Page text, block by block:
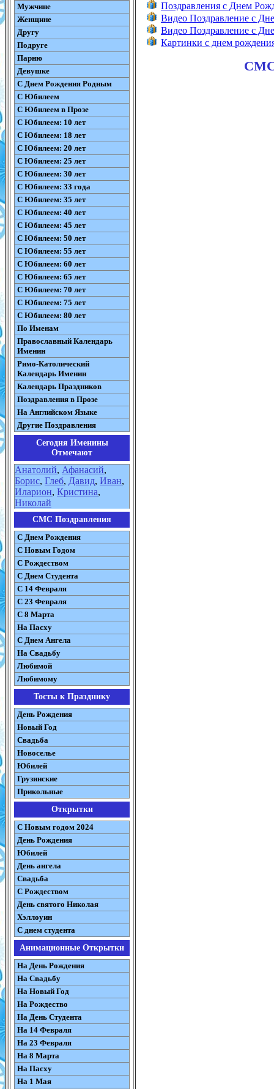
Мужчине
Женщине
Другу
Подруге
Парню
Девушке
С Днем Рождения Родным
С Юбилеем
С Юбилеем в Прозе
С Юбилеем: 10 лет
С Юбилеем: 18 лет
С Юбилеем: 20 лет
С Юбилеем: 25 лет
С Юбилеем: 30 лет
С Юбилеем: 33 года
С Юбилеем: 35 лет
С Юбилеем: 40 лет
С Юбилеем: 45 лет
С Юбилеем: 50 лет
С Юбилеем: 55 лет
С Юбилеем: 60 лет
С Юбилеем: 65 лет
С Юбилеем: 70 лет
С Юбилеем: 75 лет
С Юбилеем: 80 лет
По Именам
Православный Календарь
Именин
Римо-Католический
Календарь Именин
Календарь Праздников
Поздравления в Прозе
На Английском Языке
Другие Поздравления
Сегодня Именины
Отмечают
Анатолий, Афанасий,
Борис, Глеб, Давид, Иван,
Иларион, Кристина,
Николай
СМС Поздравления
С Днем Рождения
С Новым Годом
С Рождеством
C Днем Студента
С 14 Февраля
С 23 Февраля
С 8 Марта
На Пасху
C Днем Ангела
На Свадьбу
Любимой
Любимому
Тосты к Празднику
День Рождения
Новый Год
Свадьба
Новоселье
Юбилей
Грузинские
Прикольные
Открытки
С Новым годом 2024
День Рождения
Юбилей
День ангела
Свадьба
С Рождеством
День святого Николая
Хэллоуин
С днем студента
Анимационные Открытки
На День Рождения
На Свадьбу
На Новый Год
На Рождество
На День Студента
На 14 Февраля
На 23 Февраля
На 8 Марта
На Пасху
На 1 Мая
Поздравления с Днем
Видео Поздравление с
Видео Поздравление с
Картинки с днем
СМС